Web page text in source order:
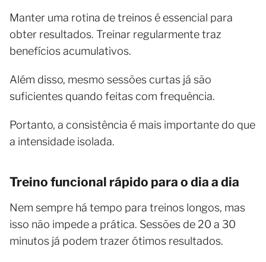
Manter uma rotina de treinos é essencial para
obter resultados. Treinar regularmente traz
benefícios acumulativos.
Além disso, mesmo sessões curtas já são
suficientes quando feitas com frequência.
Portanto, a consistência é mais importante do que
a intensidade isolada.
Treino funcional rápido para o dia a dia
Nem sempre há tempo para treinos longos, mas
isso não impede a prática. Sessões de 20 a 30
minutos já podem trazer ótimos resultados.